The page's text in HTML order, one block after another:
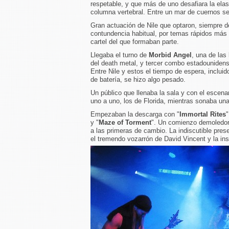
respetable, y que más de uno desafiara la
columna vertebral. Entre un mar de cuernos
Gran actuación de Nile que optaron, siempre
contundencia habitual, por temas rápidos
cartel del que formaban parte.
Llegaba el turno de Morbid Angel , una de las
del death metal, y tercer combo
Entre Nile y estos el tiempo de espera,
de batería, se hizo algo pesado.
Un público que llenaba la sala y con el
uno a uno, los de Florida, mientras sonaba
Empezaban la descarga con " Immortal Rites
y " Maze of Torment". Un comienzo
a las primeras de cambio. La indiscutible
el tremendo vozarrón de David Vincent y la